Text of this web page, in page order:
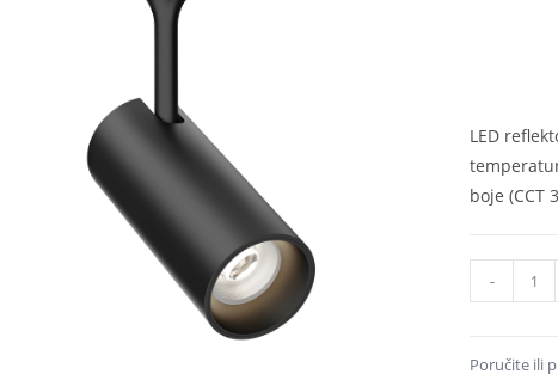
LED
boje (CCT
Magnetni
spot
10W
-
Poručite ili